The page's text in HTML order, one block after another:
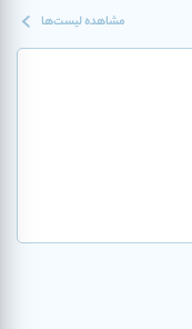
مشاهده لیست‌ها